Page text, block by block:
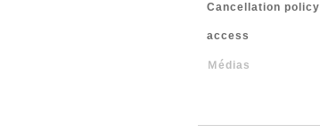
Cancellation policy
access
Ｍédias